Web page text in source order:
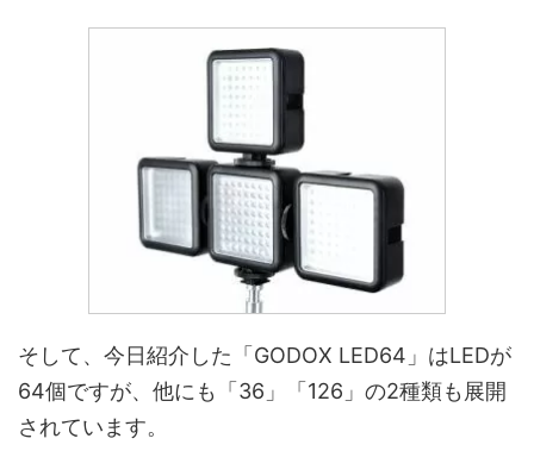
そして、今日紹介した「GODOX LED64」はLEDが
64個ですが、他にも「36」「126」の2種類も展開
されています。